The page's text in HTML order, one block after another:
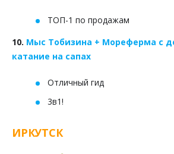
ТОП-1 по продажам
10. Мыс Тобизина + Мореферма с
катание на сапах
Отличный гид
3в1!
ИРКУТСК